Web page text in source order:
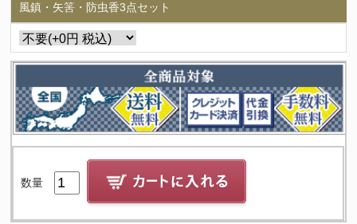
風鎮・矢筈・防虫香3点セット
数量